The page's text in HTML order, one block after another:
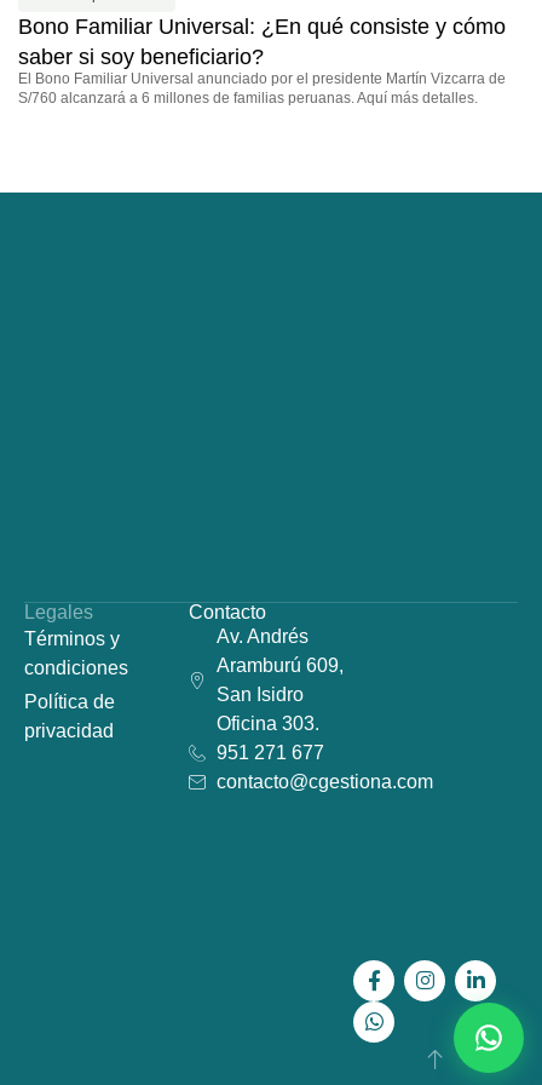
Bono Familiar Universal: ¿En qué consiste y cómo
saber si soy beneficiario?
El Bono Familiar Universal anunciado por el presidente Martín Vizcarra de
S/760 alcanzará a 6 millones de familias peruanas. Aquí más detalles.
Legales
Términos y
condiciones
Política de
privacidad
Contacto
Av. Andrés
Aramburú 609,
San Isidro
Oficina 303.
951 271 677
contacto@cgestiona.com